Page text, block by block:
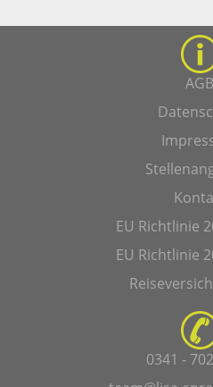
AGB
EU Richtlinie
EU Richtlinie
0341 -